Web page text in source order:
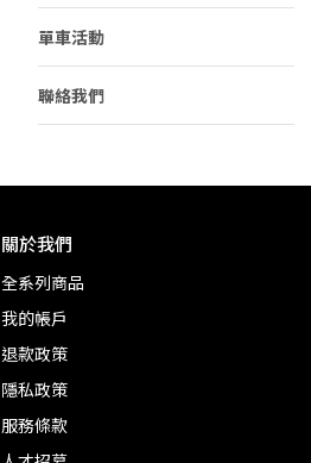
單車活動
聯絡我們
關於我們
全系列商品
我的帳戶
退款政策
隱私政策
服務條款